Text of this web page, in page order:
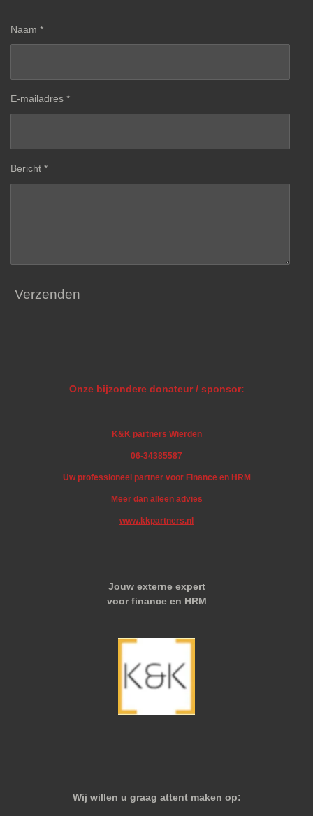
Naam *
E-mailadres *
Bericht *
Verzenden
Onze bijzondere donateur / sponsor:
K&K partners Wierden
06-34385587
Uw professioneel partner voor Finance en HRM
Meer dan alleen advies
www.kkpartners.nl
Jouw externe expert
voor finance en HRM
Wij willen u graag attent maken op: